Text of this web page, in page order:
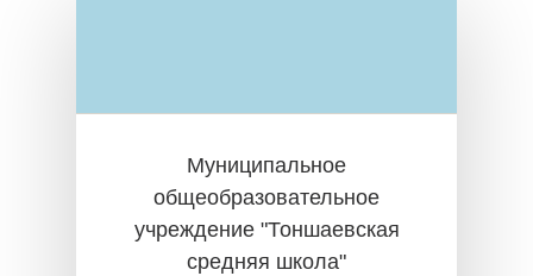
Муниципальное
общеобразовательное
учреждение "Тоншаевская
средняя школа"